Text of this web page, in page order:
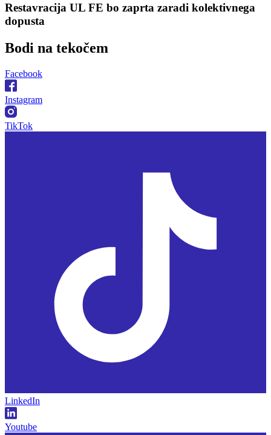
Restavracija UL FE bo zaprta zaradi kolektivnega
dopusta
Bodi na tekočem
Facebook
Instagram
TikTok
LinkedIn
Youtube